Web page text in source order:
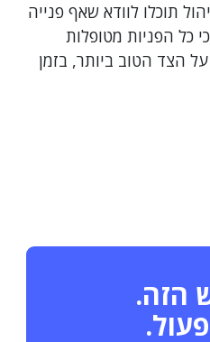
תוכלו לוודא שאף פנייה
כל הפניות מטופלות
הצד הטוב ביותר, בזמן
הזה.